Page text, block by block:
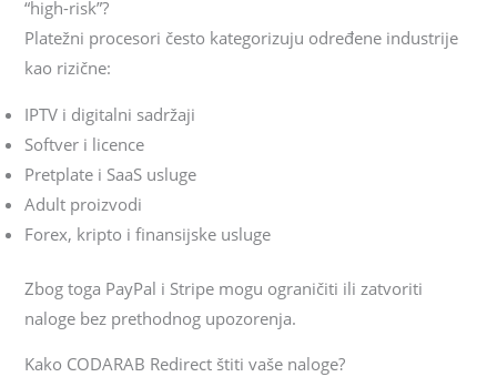
“high-risk”?
Platežni procesori često kategorizuju određene industrije
kao rizične:
IPTV i digitalni sadržaji
Softver i licence
Pretplate i SaaS usluge
Adult proizvodi
Forex, kripto i finansijske usluge
Zbog toga PayPal i Stripe mogu ograničiti ili zatvoriti
naloge bez prethodnog upozorenja.
Kako CODARAB Redirect štiti vaše naloge?